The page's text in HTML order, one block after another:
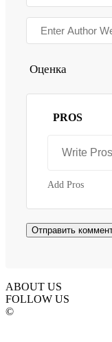
Оценка
PROS
Add Pros
ABOUT US
FOLLOW US
©